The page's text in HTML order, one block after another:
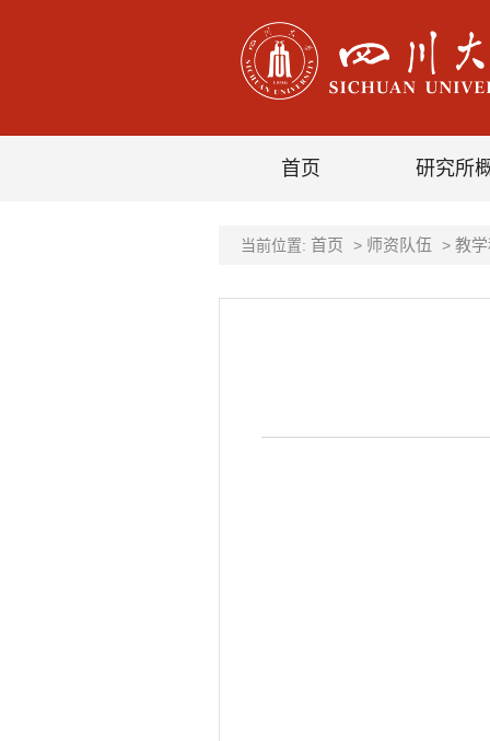
首页 研究所
当前位置: 首页 > 师资队伍 > 教